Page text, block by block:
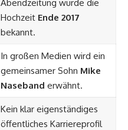
Abendzeitung wurde die
Hochzeit Ende 2017
bekannt.
In großen Medien wird ein
gemeinsamer Sohn Mike
Naseband erwähnt.
Kein klar eigenständiges
öffentliches Karriereprofil